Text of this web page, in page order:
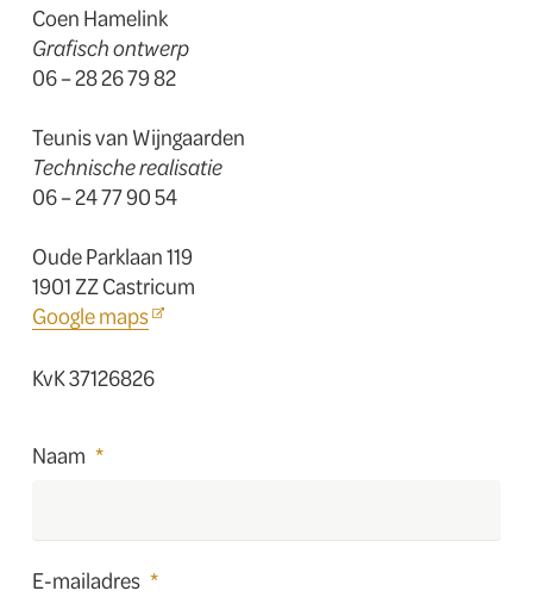
Coen Hamelink
Grafisch ontwerp
06 – 28 26 79 82
Teunis van Wijngaarden
Technische realisatie
06 – 24 77 90 54
Oude Parklaan 119
1901 ZZ Castricum
Google maps
KvK 37126826
Naam *
E-mailadres *